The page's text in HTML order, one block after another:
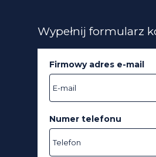
Firmowy adres e-mail
Numer telefonu
Wypełnij formularz